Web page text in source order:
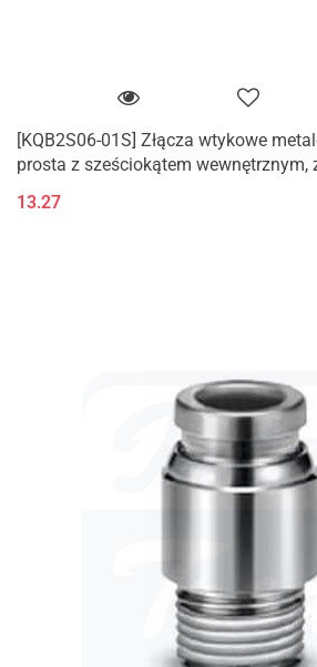
[KQB2S06-01S] Złącza wtykowe
prosta z sześciokątem wewnętrznym,
13.27